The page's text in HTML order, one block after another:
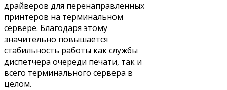
драйверов для перенаправленных
принтеров на терминальном
сервере. Благодаря этому
значительно повышается
стабильность работы как службы
диспетчера очереди печати, так и
всего терминального сервера в
целом.